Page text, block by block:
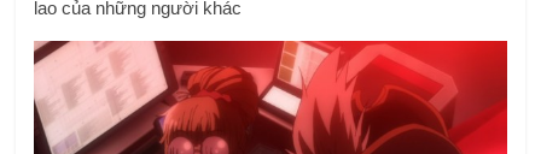
lao của những người khác